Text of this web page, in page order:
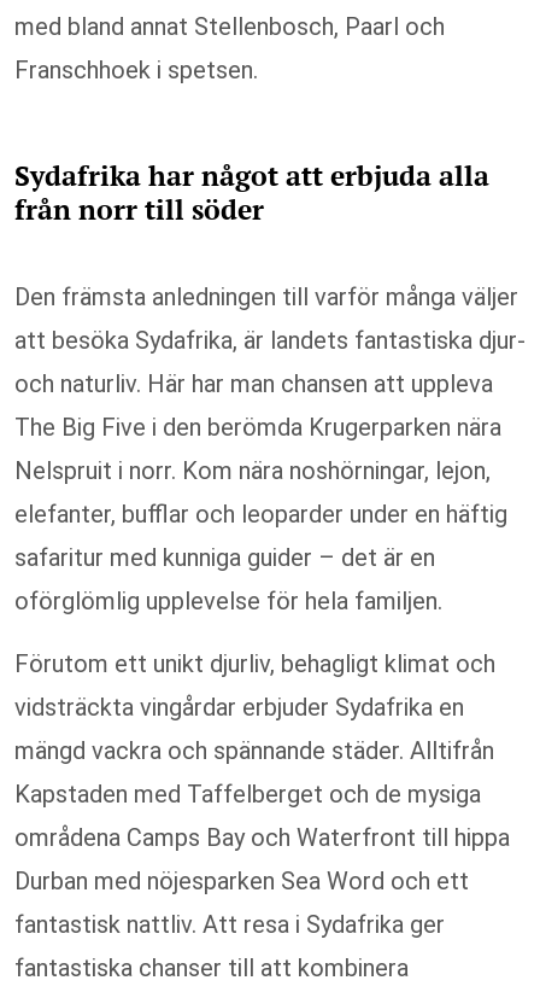
med bland annat Stellenbosch, Paarl och
Franschhoek i spetsen.
Sydafrika har något att erbjuda alla
från norr till söder
Den främsta anledningen till varför många väljer
att besöka Sydafrika, är landets fantastiska djur-
och naturliv. Här har man chansen att uppleva
The Big Five i den berömda Krugerparken nära
Nelspruit i norr. Kom nära noshörningar, lejon,
elefanter, bufflar och leoparder under en häftig
safaritur med kunniga guider – det är en
oförglömlig upplevelse för hela familjen.
Förutom ett unikt djurliv, behagligt klimat och
vidsträckta vingårdar erbjuder Sydafrika en
mängd vackra och spännande städer. Alltifrån
Kapstaden med Taffelberget och de mysiga
områdena Camps Bay och Waterfront till hippa
Durban med nöjesparken Sea Word och ett
fantastisk nattliv. Att resa i Sydafrika ger
fantastiska chanser till att kombinera